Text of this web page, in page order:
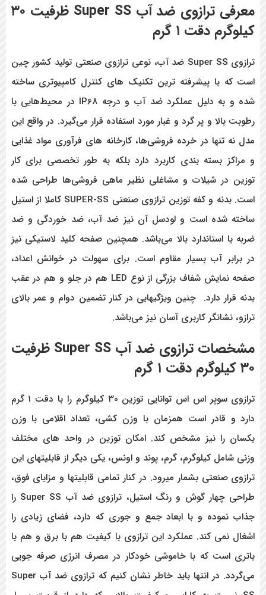
معرفی ترازوی ضد آبSuper SS
ظرفیت ۳۰
کیلوگرم دقت ۱ گرم
ترازوی Super SS
ضد آب، نوعی ترازوی صنعتی تولید کشور چین
است که با پیشرفته ترین تکنیک های کنترل کامپیوتری ساخته
شده و به دلیل عملکرد ضد آب و درجه
IP68 در محیط‌هایی با
رطوبت بالا و پر گرد و غبار مورد استفاده قرار می‌گیرد. در واقع این
مدل نه تنها در خرده فروشی‌ها، کارخانه های فرآوری مواد غذایی
و مراکز بسته بندی کاربرد دارد بلکه به طور تخصصی برای کار
توزین در شیلات و مشاغلی نظیر ماهی فروشی‌ها طراحی شده
است. بدنه و کفه توزین ترازوی صنعتی SUPER-SS کاملا از استیل
ساخته شده است و لودسل آن نیز ضد آب، ضد خوردگی و ضد
ضربه با استاندارد بالا می‌باشد. همچنین صفحه کلید لاستیکی نیز
در برابر آب بسیار مقاوم است. برای سهولت در خوانش اعداد،
صفحه نمایش شفاف بزرگی از نوع LED
هم در جلو و هم در عقب
بدنه قرار دارد. چنین ویژگیهایی در کنار تضمین دوام و عمر بالای
ترازو، نشانگر کاربری آسان نیز می‌باشد.
مشخصات ترازوی ضد آبSuper SS ظرفیت
۳۰ کیلوگرم دقت ۱ گرم
ترازوی سوپر اس اس توانایی توزین ۳۰ کیلوگرم را با دقت ۱ گرم
دارد و قادر است همزمان با وزن کشی، تعداد اقلامی با وزن
یکسان را نیز مشخص کند. امکان توزین در واحد های مختلف
وزنی شامل کیلوگرم، گرم، پوند و اونس، یکی دیگر از قابلیتهای این
ترازوی صنعتی بشمار میرود. در کنار تمامی قابلیتها و مزایای فوق،
طراحی چهار گوش و رنگ استیل، ترازوی ضد آب Super SS را
جذاب نموده و با ابعاد جمع و جوری که دارد، فضای زیادی را
اشغال نمی کند. عملکرد این ترازوی با کیفیت هم با برق و هم با
باتری است که با خاموشی خودکار در مصرف انرژی صرفه جویی
می‌گردد. در انتها باید خاطر نشان کنیم که ترازوی ضد آب Super